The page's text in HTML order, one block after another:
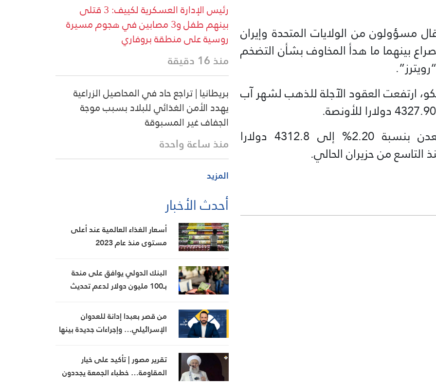
مسؤولون من الولايات المتحدة وإيران
بينهما ما هدأ ‌المخاوف بشأن التضخم
بتوقيت موسكو، ارتفعت العقود الآجلة للذهب لشهر آب
فيما صعدت العقود الفورية للمعدن بنسبة 2.20% إلى 4312.8 دولارا
من حزيران الحالي.
رئيس الإدارة العسكرية لكييف: 3 قتلى
بينهم طفل و3 مصابين في هجوم مسيرة
روسية على منطقة بروفاري
منذ 16 دقيقة
بريطانيا | تراجع حاد في المحاصيل الزراعية
يهدد الأمن الغذائي للبلاد بسبب موجة
الجفاف غير المسبوقة
منذ ساعة واحدة
المزيد
أحدث الأخبار
أسعار الغذاء العالمية عند أعلى
مستوى منذ عام 2023
البنك الدولي يوافق على منحة
بـ100 مليون دولار لدعم تحديث
من قصر بعبدا إدانة للعدوان
الإسرائيلي… وإجراءات جديدة بينها
تقرير مصور | تأكيد على خيار
المقاومة… خطباء الجمعة يجددون